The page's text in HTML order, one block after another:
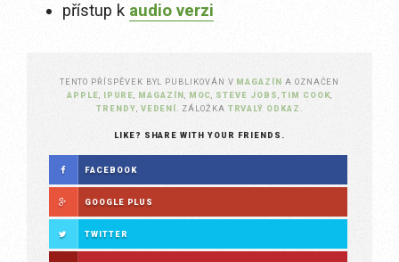
přístup k audio verzi
TENTO PŘÍSPĚVEK BYL PUBLIKOVÁN V MAGAZÍN A OZNAČEN
APPLE
IPURE MAGAZÍN MOC STEVE JOBS ,TIM COOK
TRENDY VEDENÍ . ZÁLOŽKA TRVALÝ ODKAZ
LIKE? SHARE WITH YOUR FRIENDS.
FACEBOOK
GOOGLE PLUS
TWITTER